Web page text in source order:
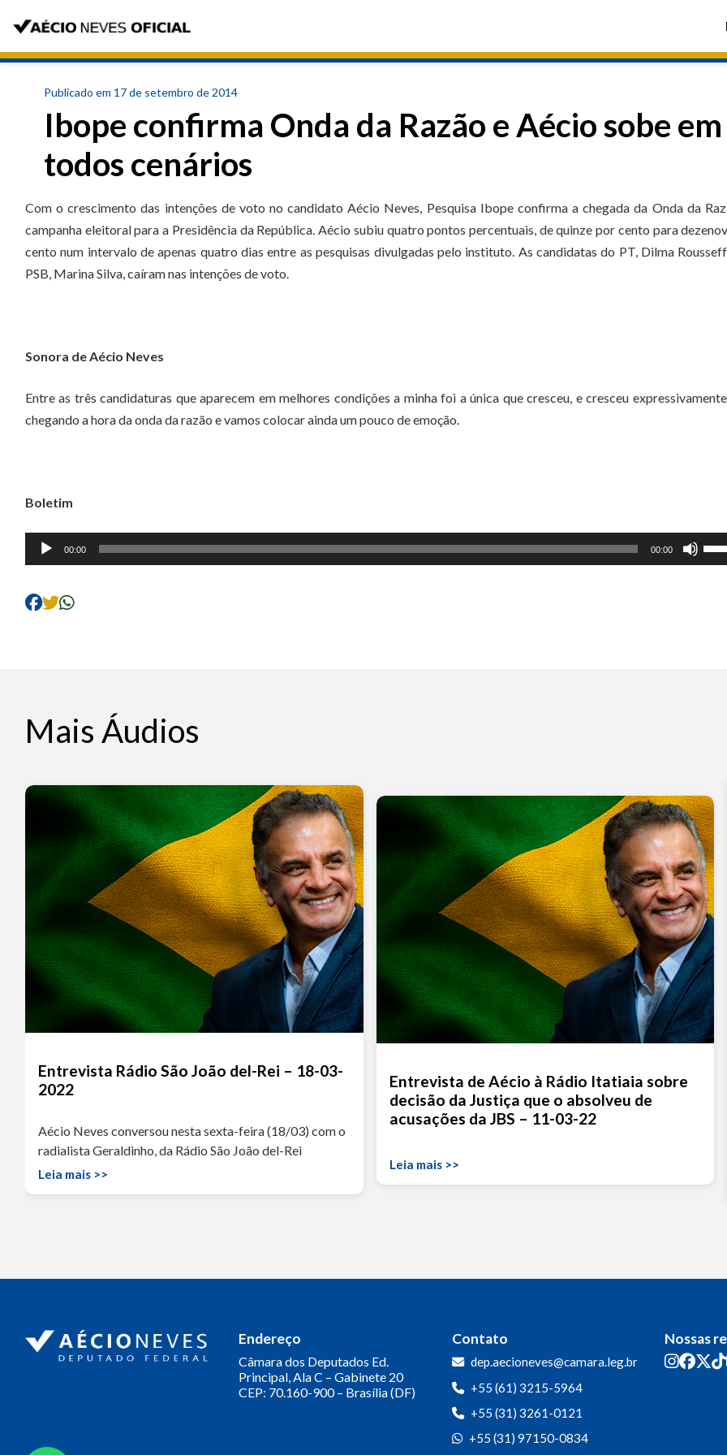
Publicado em 17 de setembro de 2014
Ibope confirma Onda da Razão e Aécio sobe em
todos cenários
Com o crescimento das intenções de voto no candidato Aécio Neves, Pesquisa Ibope confirma a chegada da Onda da
campanha eleitoral para a Presidência da República. Aécio subiu quatro pontos percentuais, de quinze por cento para
cento num intervalo de apenas quatro dias entre as pesquisas divulgadas pelo instituto. As candidatas do PT, Dilma
PSB, Marina Silva, caíram nas intenções de voto.
Sonora de Aécio Neves
Entre as três candidaturas que aparecem em melhores condições a minha foi a única que cresceu, e cresceu
chegando a hora da onda da razão e vamos colocar ainda um pouco de emoção.
Boletim
Tocador
de
00:00 00:00
Use
as
o
Mais Áudios
Entrevista Rádio São João del-Rei – 18-03-
2022
Aécio Neves conversou nesta sexta-feira (18/03) com o
radialista Geraldinho, da Rádio São João del-Rei
Leia mais >>
Entrevista de Aécio à Rádio Itatiaia sobre
decisão da Justiça que o absolveu de
acusações da JBS – 11-03-22
Leia mais >>
Endereço
Câmara dos Deputados Ed.
Principal, Ala C – Gabinete 20
CEP: 70.160-900 – Brasília (DF)
Contato
dep.aecioneves@camara.leg.br
+55 (61) 3215-5964
+55 (31) 3261-0121
+55 (31) 97150-0834
Nossas